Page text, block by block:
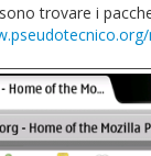
trovare i